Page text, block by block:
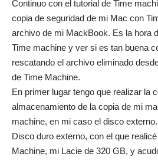
Continuo con el tutorial de Time
copia de seguridad de mi Mac con
archivo de mi MackBook. Es la hora
Time machine y ver si es tan buena
rescatando el archivo eliminado
de Time Machine.
En primer lugar tengo que realizar la
almacenamiento de la copia de mi
machine, en mi caso el disco
Disco duro externo, con el que
Machine, mi Lacie de 320 GB, y